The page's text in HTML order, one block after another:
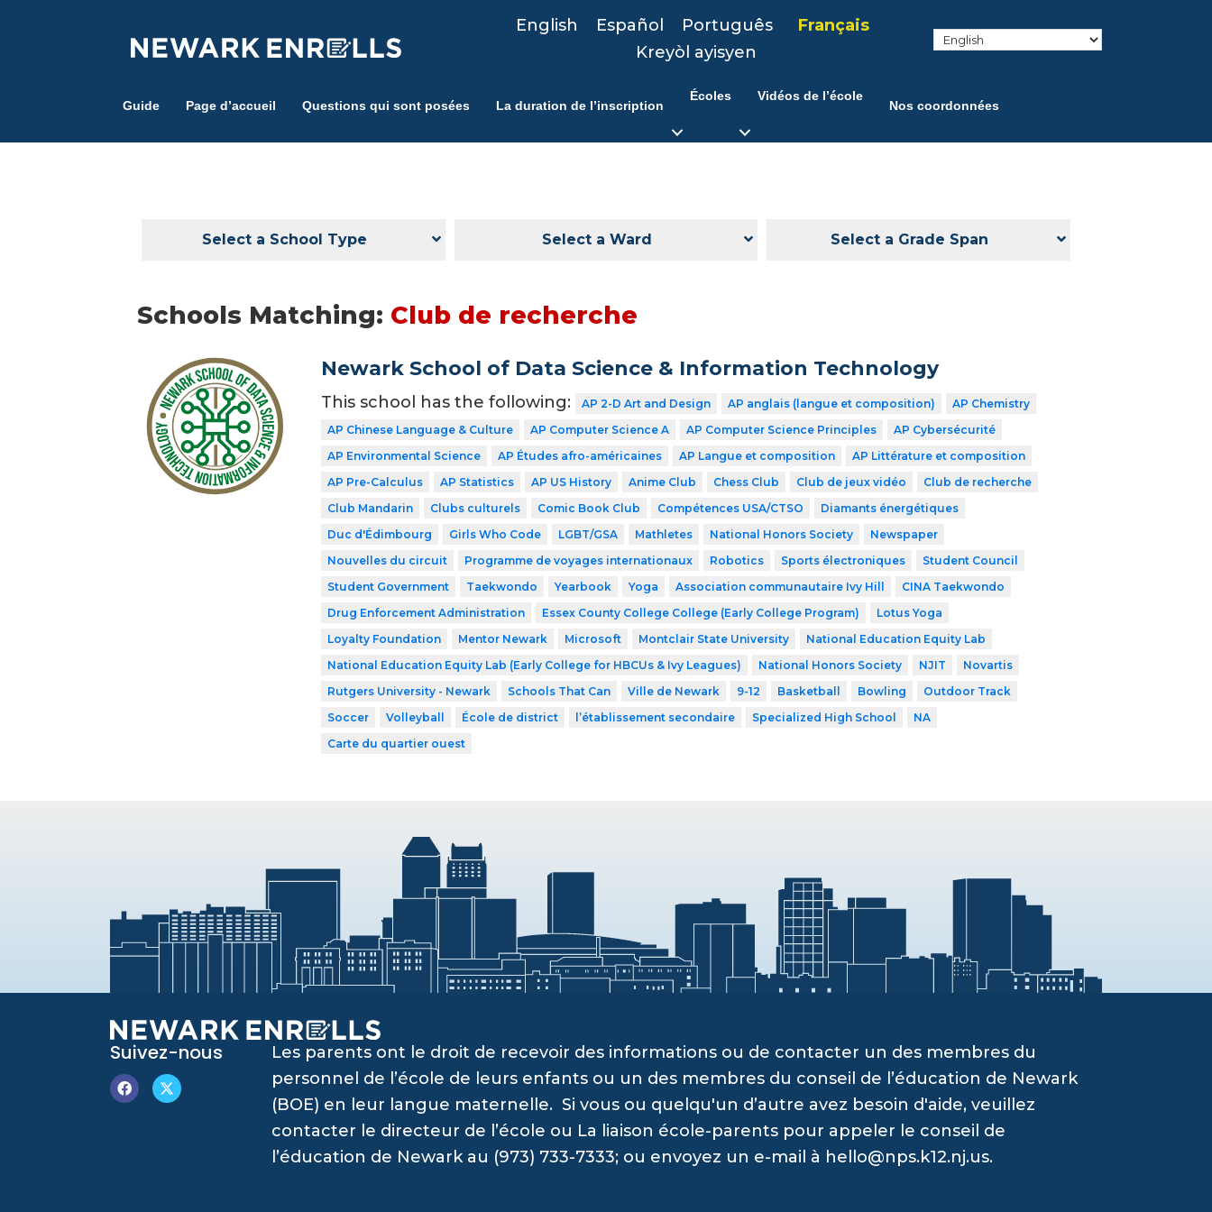
English Español Português
Français
Kreyòl ayisyen
Guide Page d’accueil Questions qui sont posées La duration de l’inscription
Écoles Vidéos de l’école
Nos coordonnées
Select a School Type Select a Ward Select a Grade Span
Schools Matching: Club de recherche
Newark School of Data Science & Information Technology
This school has the following: AP 2-D Art and Design AP anglais (langue et composition)
AP Chemistry
AP Chinese Language & Culture
AP Computer Science A AP Computer Science Principles
AP Cybersécurité
AP Environmental Science
AP Études afro-américaines AP Langue et composition
AP Littérature et composition
AP Pre-Calculus
AP Statistics AP US History Anime Club Chess Club Club de jeux vidéo
Club de recherche
Club Mandarin
Clubs culturels Comic Book Club Compétences USA/CTSO
Diamants énergétiques
Duc d'Édimbourg
Girls Who Code LGBT/GSA Mathletes National Honors Society
Newspaper
Nouvelles du circuit
Programme de voyages internationaux Robotics Sports électroniques
Student Council
Student Government
Taekwondo Yearbook Yoga Association communautaire Ivy Hill
CINA Taekwondo
Drug Enforcement Administration
Essex County College College (Early College Program)
Lotus Yoga
Loyalty Foundation
Mentor Newark Microsoft Montclair State University
National Education Equity Lab
National Education Equity Lab (Early College for HBCUs & Ivy Leagues)
National Honors Society NJIT
Novartis
Rutgers University - Newark
Schools That Can Ville de Newark 9-12 Basketball Bowling
Outdoor Track
Soccer
Volleyball École de district l’établissement secondaire Specialized High School
NA
Carte du quartier ouest
Suivez-nous
Les parents ont le droit de recevoir des informations ou de contacter un des membres du
personnel de l’école de leurs enfants ou un des membres du conseil de l’éducation de Newark
(BOE) en leur langue maternelle. Si vous ou quelqu'un d’autre avez besoin d'aide, veuillez
contacter le directeur de l’école ou La liaison école-parents pour appeler le conseil de
l’éducation de Newark au (973) 733-7333; ou envoyez un e-mail à hello@nps.k12.nj.us.